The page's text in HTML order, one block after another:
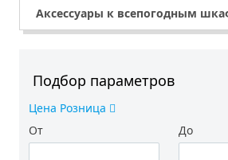
Аксессуары к всепогодным
Подбор параметров
Цена Розница
От
До